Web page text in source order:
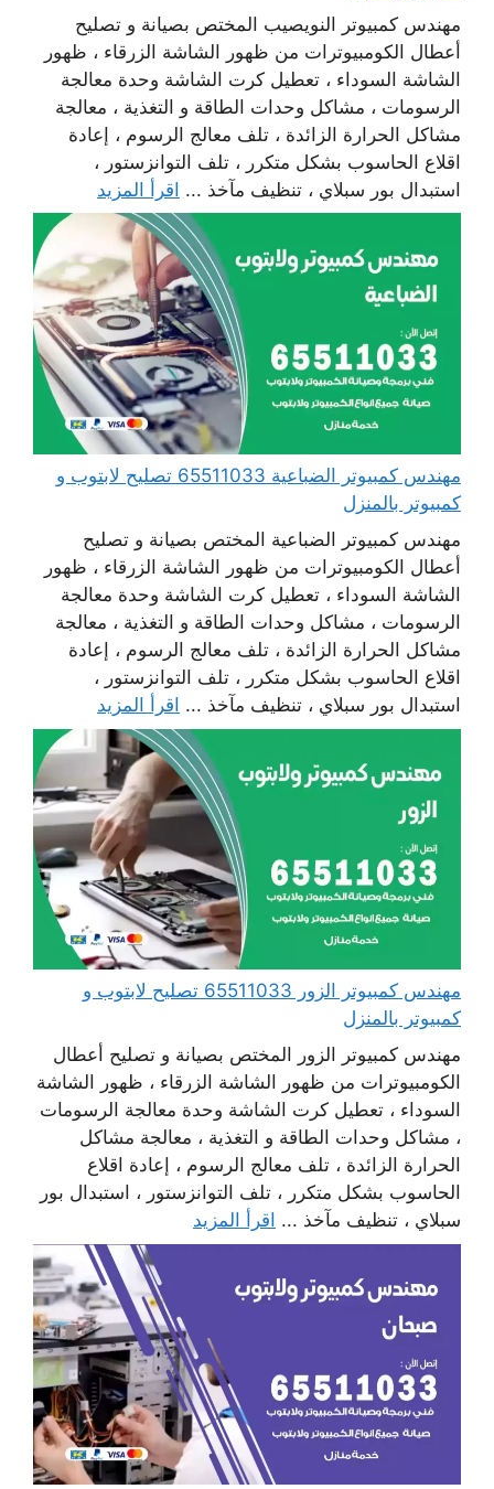
مهندس كمبيوتر النويصيب المختص بصيانة و تصليح
أعطال الكومبيوترات من ظهور الشاشة الزرقاء ، ظهور
الشاشة السوداء ، تعطيل كرت الشاشة وحدة معالجة
الرسومات ، مشاكل وحدات الطاقة و التغذية ، معالجة
مشاكل الحرارة الزائدة ، تلف معالج الرسوم ، إعادة
اقلاع الحاسوب بشكل متكرر ، تلف التوانزستور ،
استبدال بور سبلاي ، تنظيف مآخذ ... اقرأ المزيد
مهندس كمبيوتر الضباعية 65511033 تصليح لابتوب و
كمبيوتر بالمنزل
مهندس كمبيوتر الضباعية المختص بصيانة و تصليح
أعطال الكومبيوترات من ظهور الشاشة الزرقاء ، ظهور
الشاشة السوداء ، تعطيل كرت الشاشة وحدة معالجة
الرسومات ، مشاكل وحدات الطاقة و التغذية ، معالجة
مشاكل الحرارة الزائدة ، تلف معالج الرسوم ، إعادة
اقلاع الحاسوب بشكل متكرر ، تلف التوانزستور ،
استبدال بور سبلاي ، تنظيف مآخذ ... اقرأ المزيد
مهندس كمبيوتر الزور 65511033 تصليح لابتوب و
كمبيوتر بالمنزل
مهندس كمبيوتر الزور المختص بصيانة و تصليح أعطال
الكومبيوترات من ظهور الشاشة الزرقاء ، ظهور الشاشة
السوداء ، تعطيل كرت الشاشة وحدة معالجة الرسومات
، مشاكل وحدات الطاقة و التغذية ، معالجة مشاكل
الحرارة الزائدة ، تلف معالج الرسوم ، إعادة اقلاع
الحاسوب بشكل متكرر ، تلف التوانزستور ، استبدال بور
سبلاي ، تنظيف مآخذ ... اقرأ المزيد